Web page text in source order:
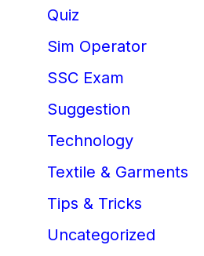
Quiz
Sim Operator
SSC Exam
Suggestion
Technology
Textile & Garments
Tips & Tricks
Uncategorized